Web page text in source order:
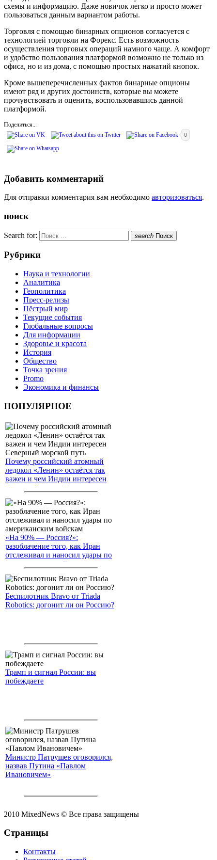
схемы и информацию. Даже новичок легко и просто может
пользоваться данным вариантом работы.
Торговля с помощью бинарных опционов согласуется с
технологией торговли на Форекс. Есть возможность
осуществления торговых операций намного чаще. А комфорт
и удобство пользования платформой возможно не только из
офиса, но и из дома, с помощью простых нажатий кнопок.
Кроме вышеперечисленных фактов бинарные опционы
имеют ряд и других достоинств, которые вы можете
прочувствовать и оценить, воспользовавшись данной
платформой.
Поделиться...
0
Добавить комментарий
Для отправки комментария вам необходимо авторизоваться.
поиск
Search for: search Поиск
Рубрики
Наука и технологии
Аналитика
Геополитика
Пресс-релизы
Пёстрый мир
Текущие события
Глобальные вопросы
Для информации
Здоровье и красота
История
Общество
Точка зрения
Promo
Экономика и финансы
ПОПУЛЯРНОЕ
Почему российский атомный
ледокол «Ленин» остаётся так
важен и чем Индии интересен
Северный морской путь
«На 90% — Россия?»:
разоблачение того, как Иран
отслеживал и наносил удары по
американским войскам
Беспилотник Bravo от Triada
Robotics: догонит ли он Россию?
Трамп и сигнал России: вы
побеждаете
Министр Патрушев оговорился,
назвав Путина «Павлом
Ивановичем»
2010 MixedNews © Все права защищены
Страницы
Контакты